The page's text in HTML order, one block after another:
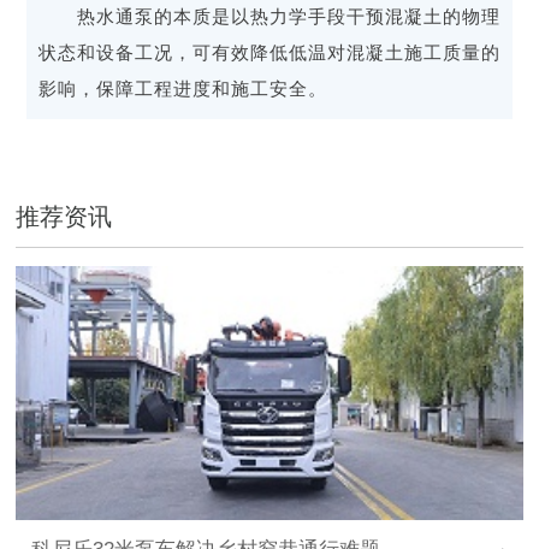
热水通泵的本质是以热力学手段干预混凝土的物理
状态和设备工况，可有效降低低温对混凝土施工质量的
影响，保障工程进度和施工安全。
推荐资讯